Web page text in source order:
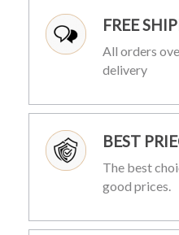
FREE
All orders
delivery
BEST
The best
good prices.